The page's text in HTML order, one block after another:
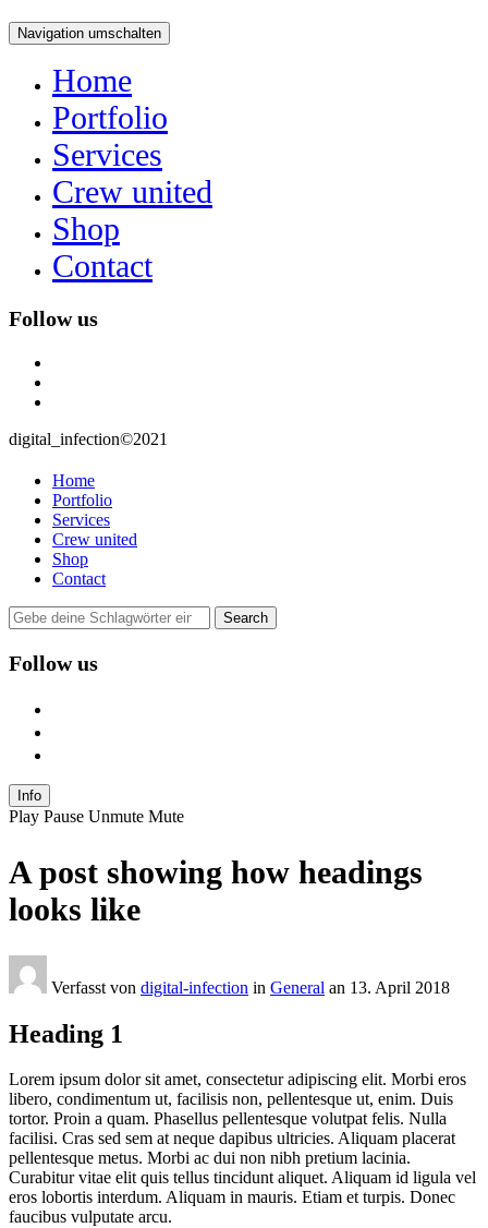
Navigation umschalten
Home
Portfolio
Services
Crew united
Shop
Contact
Follow us
digital_infection©2021
Home
Portfolio
Services
Crew united
Shop
Contact
Follow us
Info
Play Pause Unmute Mute
A post showing how headings
looks like
Verfasst von digital-infection in General an 13. April 2018
Heading 1
Lorem ipsum dolor sit amet, consectetur adipiscing elit. Morbi eros
libero, condimentum ut, facilisis non, pellentesque ut, enim. Duis
tortor. Proin a quam. Phasellus pellentesque volutpat felis. Nulla
facilisi. Cras sed sem at neque dapibus ultricies. Aliquam placerat
pellentesque metus. Morbi ac dui non nibh pretium lacinia.
Curabitur vitae elit quis tellus tincidunt aliquet. Aliquam id ligula vel
eros lobortis interdum. Aliquam in mauris. Etiam et turpis. Donec
faucibus vulputate arcu.